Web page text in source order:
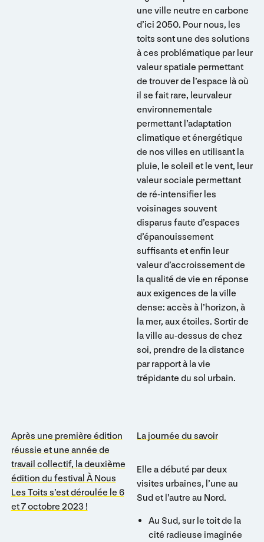
une ville neutre en carbone
d’ici 2050. Pour nous, les
toits sont une des solutions
à ces problématique par leur
valeur spatiale permettant
de trouver de l’espace là où
il se fait rare, leurvaleur
environnementale
permettant l’adaptation
climatique et énergétique
de nos villes en utilisant la
pluie, le soleil et le vent, leur
valeur sociale permettant
de ré-intensifier les
voisinages souvent
disparus faute d’espaces
d’épanouissement
suffisants et enfin leur
valeur d’accroissement de
la qualité de vie en réponse
aux exigences de la ville
dense: accès à l’horizon, à
la mer, aux étoiles. Sortir de
la ville au-dessus de chez
soi, prendre de la distance
par rapport à la vie
trépidante du sol urbain.
Après une première édition
réussie et une année de
travail collectif, la deuxième
édition du festival À Nous
Les Toits s’est déroulée le 6
et 7 octobre 2023 !
La journée du savoir
Elle a débuté par deux
visites urbaines, l’une au
Sud et l’autre au Nord.
Au Sud, sur le toit de la
cité radieuse imaginée